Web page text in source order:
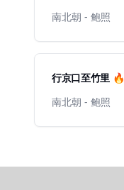
南北朝 - 鲍照
行京口至竹里 🔥
南北朝 - 鲍照